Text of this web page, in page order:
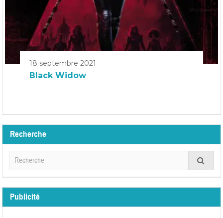
18 septembre 2021
Black Widow
Recherche
Publicité